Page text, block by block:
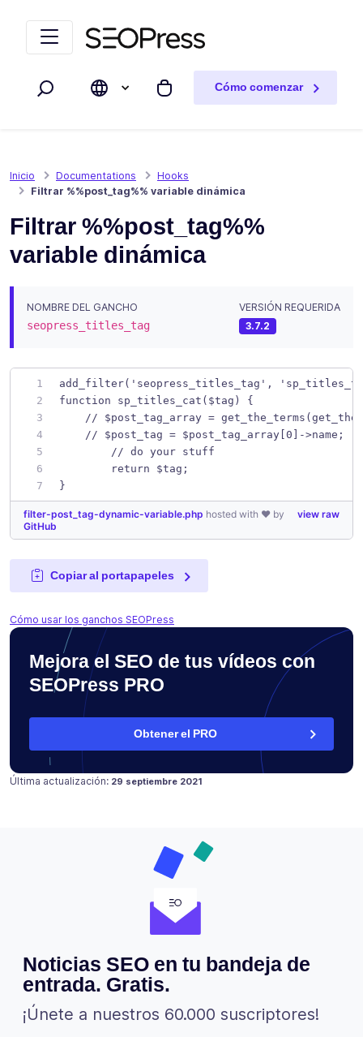
Buscar Mi carrito
Cómo comenzar
Inicio Documentations
Hooks
Filtrar %%post_tag%% variable dinámica
Filtrar %%post_tag%%
variable dinámica
NOMBRE DEL GANCHO
seopress_titles_tag
VERSIÓN REQUERIDA
3.7.2
add_filter('seopress_titles_tag',
function sp_titles_cat($tag) {
// $post_tag_array =
    // $post_tag = $post_tag_array[0]->name;
	// do your stuff
	return $tag;
}
view raw
filter-post_tag-dynamic-variable.php hosted with ❤ by
GitHub
Copiar al portapapeles
Cómo usar los ganchos SEOPress
Mejora el SEO de tus vídeos con
SEOPress PRO
Obtener el PRO
Última actualización: Publicado en
17 julio 2021
29 septiembre 2021
Noticias SEO en tu bandeja de
entrada. Gratis.
¡Únete a nuestros 60.000 suscriptores!